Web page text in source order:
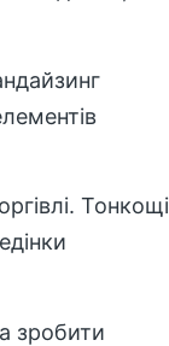
Тонкощі
зробити